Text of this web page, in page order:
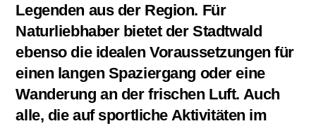
Legenden aus der Region. Für
Naturliebhaber bietet der Stadtwald
ebenso die idealen Voraussetzungen für
einen langen Spaziergang oder eine
Wanderung an der frischen Luft. Auch
alle, die auf sportliche Aktivitäten im